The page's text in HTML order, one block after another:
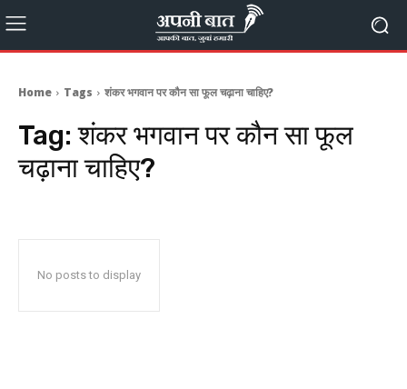
Home Tags शंकर भगवान पर कौन सा फूल चढ़ाना चाहिए?
Tag:शंकर भगवान पर कौन सा फूल
चढ़ाना चाहिए?
No posts to display